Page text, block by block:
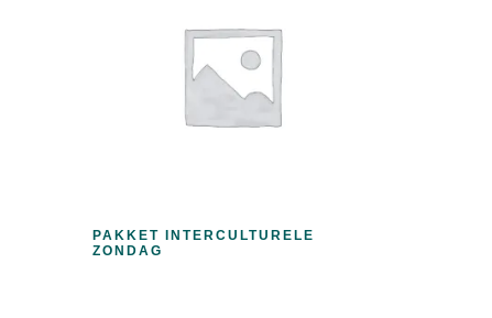
PAKKET INTERCULTURELE
ZONDAG